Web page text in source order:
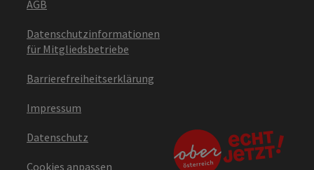
AGB
Datenschutzinformationen
für Mitgliedsbetriebe
Barrierefreiheitserklärung
Impressum
Datenschutz
Cookies anpassen